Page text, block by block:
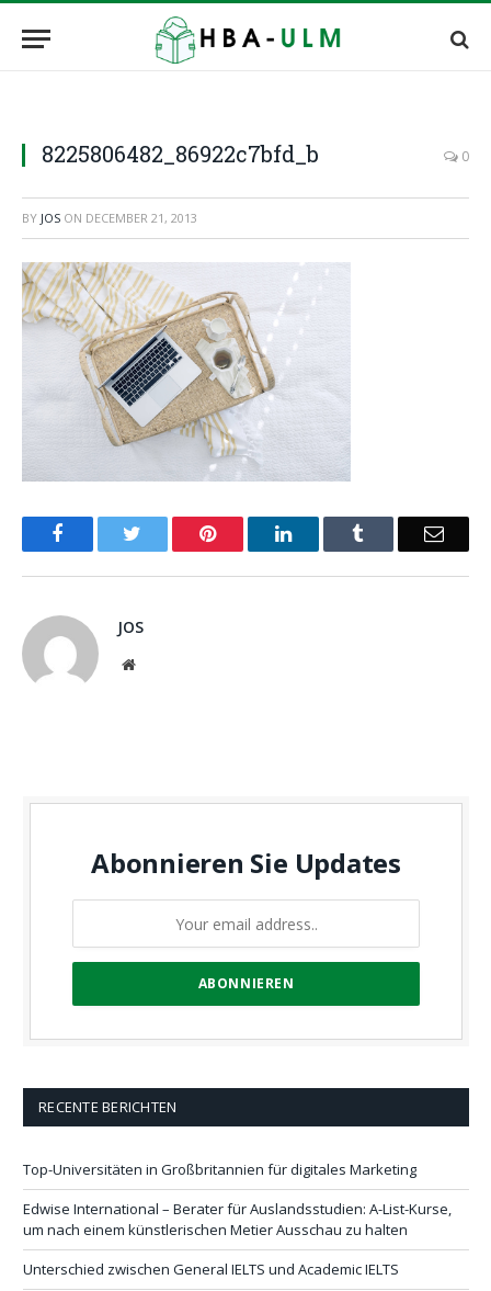
8225806482_86922c7bfd_b 0
BY JOS ON DECEMBER 21, 2013
Facebook Pinterest LinkedIn Email
JOS
Website
Abonnieren Sie Updates
RECENTE BERICHTEN
Top-Universitäten in Großbritannien für digitales Marketing
Edwise International – Berater für Auslandsstudien: A-List-Kurse,
um nach einem künstlerischen Metier Ausschau zu halten
Unterschied zwischen General IELTS und Academic IELTS